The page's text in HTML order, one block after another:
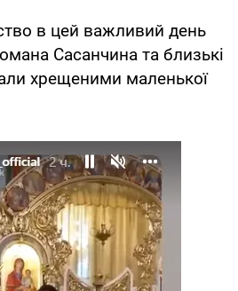
в цей важливий день
Сасанчина та близькі
хрещеними маленької